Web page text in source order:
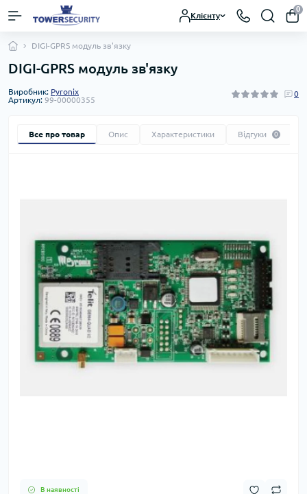
Клієнту
0
DIGI-GPRS модуль зв'язку
DIGI-GPRS модуль зв'язку
Виробник: Pyronix
Артикул: 99-00000355
0
Все про товар Опис Характеристики Відгуки 0
В наявності